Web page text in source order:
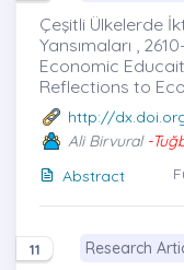
Çeşitli Ülkelerde
Yansımaları ,
Economic
Reflections to
http://
Ali Birvural -
Abstract
11 Research